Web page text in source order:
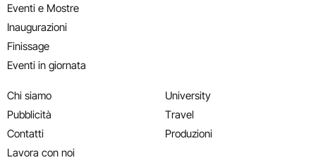
Eventi e Mostre
Inaugurazioni
Finissage
Eventi in giornata
Chi siamo
Pubblicità
Contatti
Lavora con noi
University
Travel
Produzioni